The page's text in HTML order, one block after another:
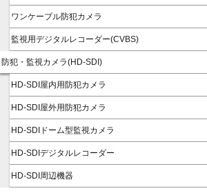
ワンケーブル防犯カメラ
監視用デジタルレコーダー(CVBS)
防犯・監視カメラ(HD-SDI)
HD-SDI屋内用防犯カメラ
HD-SDI屋外用防犯カメラ
HD-SDIドーム型監視カメラ
HD-SDIデジタルレコーダー
HD-SDI周辺機器